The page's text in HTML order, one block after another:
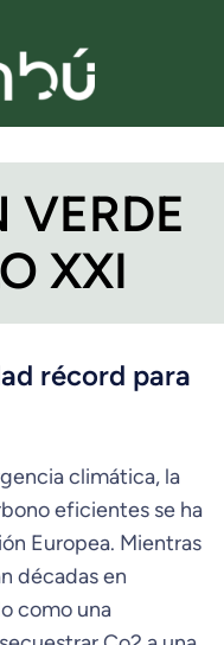
VERDE
XXI
récord para
climática, la
eficientes se ha
Europea. Mientras
décadas en
como una